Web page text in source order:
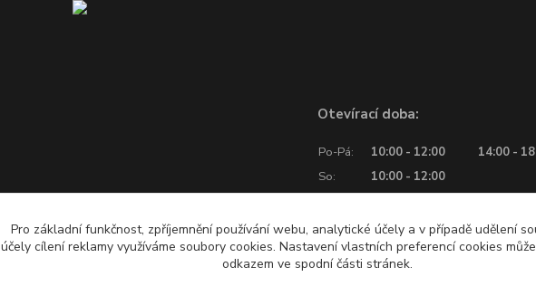
Otevírací doba:
Po-Pá: 10:00 - 12:00
14:00 -
So:
10:00 - 12:00
Pro základní funkčnost, zpříjemnění používání webu, analytické účely a v případě udělení
účely cílení reklamy využíváme soubory cookies. Nastavení vlastních preferencí cookies
odkazem ve spodní části stránek.